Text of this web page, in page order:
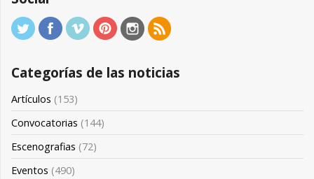
Categorías de las noticias
Artículos (153)
Convocatorias (144)
Escenografias (72)
Eventos (490)